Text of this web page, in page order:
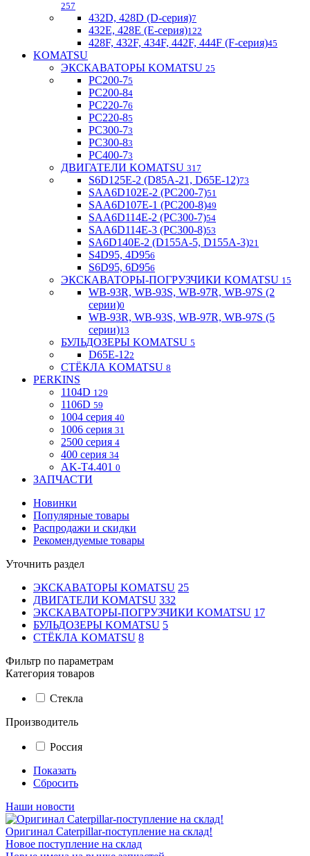
257
432D, 428D (D-серия)7
432E, 428E (E-серия)122
428F, 432F, 434F, 442F, 444F (F-серия)45
KOMATSU
ЭКСКАВАТОРЫ KOMATSU 25
PC200-75
PC200-84
PC220-76
PC220-85
PC300-73
PC300-83
PC400-73
ДВИГАТЕЛИ KOMATSU 317
S6D125E-2 (D85A-21, D65E-12)73
SAA6D102E-2 (PC200-7)51
SAA6D107E-1 (PC200-8)49
SAA6D114E-2 (PC300-7)54
SAA6D114E-3 (PC300-8)53
SA6D140E-2 (D155A-5, D155A-3)21
S4D95, 4D956
S6D95, 6D956
ЭКСКАВАТОРЫ-ПОГРУЗЧИКИ KOMATSU 15
WB-93R, WB-93S, WB-97R, WB-97S (2
серии)0
WB-93R, WB-93S, WB-97R, WB-97S (5
серии)13
БУЛЬДОЗЕРЫ KOMATSU 5
D65E-122
СТЁКЛА KOMATSU 8
PERKINS
1104D 129
1106D 59
1004 серия 40
1006 серия 31
2500 серия 4
400 серия 34
AK-T4.401 0
ЗАПЧАСТИ
Новинки
Популярные товары
Распродажи и скидки
Рекомендуемые товары
Уточнить раздел
ЭКСКАВАТОРЫ KOMATSU 25
ДВИГАТЕЛИ KOMATSU 332
ЭКСКАВАТОРЫ-ПОГРУЗЧИКИ KOMATSU 17
БУЛЬДОЗЕРЫ KOMATSU 5
СТЁКЛА KOMATSU 8
Фильтр по параметрам
Категория товаров
Стекла
Производитель
Россия
Показать
Сбросить
Наши новости
Оригинал Caterpillar-поступление на склад!
Новое поступление на склад